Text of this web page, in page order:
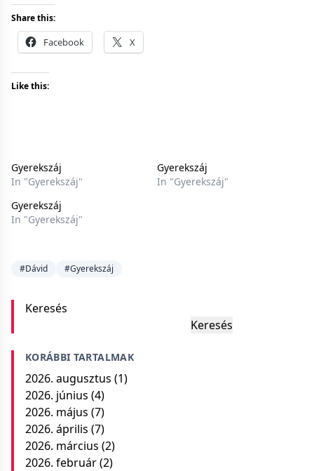
Share this:
Facebook X
Like this:
Gyerekszáj
In "Gyerekszáj"
Gyerekszáj
In "Gyerekszáj"
Gyerekszáj
In "Gyerekszáj"
#Dávid #Gyerekszáj
Keresés
Keresés
KORÁBBI TARTALMAK
2026. augusztus (1)
2026. június (4)
2026. május (7)
2026. április (7)
2026. március (2)
2026. február(2)